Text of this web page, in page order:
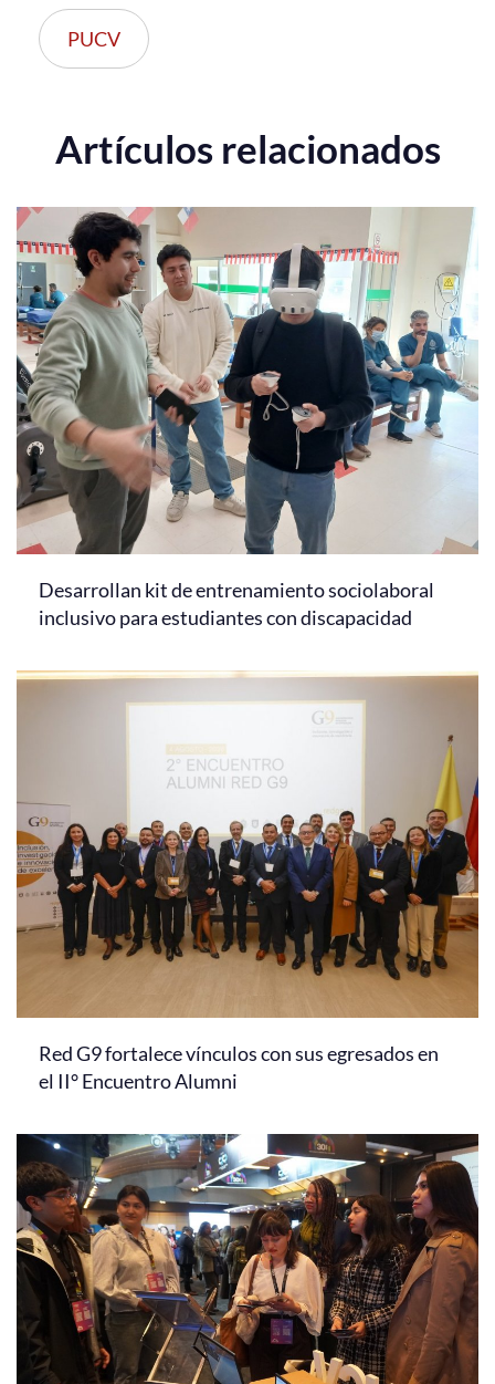
PUCV
Artículos relacionados
Desarrollan kit de entrenamiento sociolaboral
inclusivo para estudiantes con discapacidad
Red G9 fortalece vínculos con sus egresados en
el II° Encuentro Alumni